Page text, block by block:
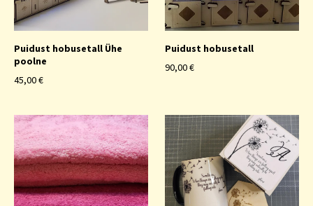
Puidust hobusetall Ühe
poolne
45,00 €
Puidust hobusetall
90,00 €